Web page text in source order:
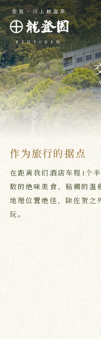
佐賀・川上峡温泉
RYUTOUEN
作为旅行的据点
在距离我们酒店车程1个
数的绝味美食、粘稠的
地理位置绝佳，除佐贺之
玩。